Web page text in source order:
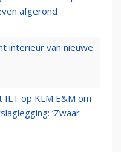
afgerond
interieur van nieuwe
op KLM E&M om
‘Zwaar